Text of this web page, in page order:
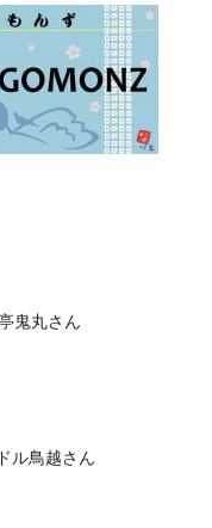
鬼丸さん
ル鳥越さん